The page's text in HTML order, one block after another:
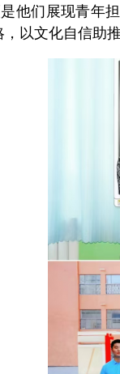
他们展现青年
，以文化自信助